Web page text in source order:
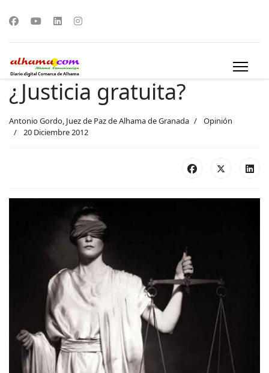
¿Justicia gratuita?
Antonio Gordo, Juez de Paz de Alhama de Granada
Opinión
20 Diciembre 2012